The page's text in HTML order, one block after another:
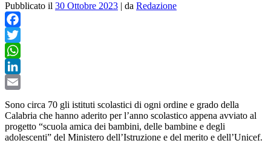
Pubblicato il 30 Ottobre 2023 | da Redazione
Facebook
Twitter
WhatsApp
LinkedIn
Sono circa 70 gli istituti scolastici di ogni ordine e grado della
Calabria che hanno aderito per l’anno scolastico appena avviato al
progetto “scuola amica dei bambini, delle bambine e degli
adolescenti” del Ministero dell’Istruzione e del merito e dell’Unicef.